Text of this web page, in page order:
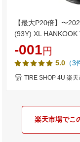
【最大P20倍】〜
(93Y) XL HANKOOK
K127 ハンコック ベ
タイヤ 単品 1本価
料無料
-001円
5.0 （3
TIRE SHOP 4U 楽天
楽天市場でこ